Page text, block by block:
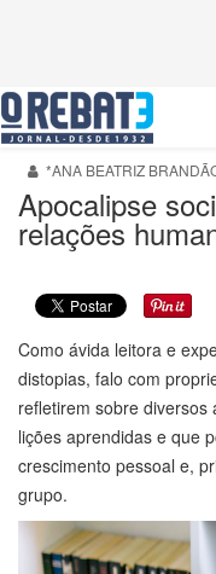
*ANA BEATRIZ
Apocalipse
relações
Como ávida leitora e
distopias, falo com
refletirem sobre diversos
lições aprendidas e que
crescimento pessoal e,
grupo.